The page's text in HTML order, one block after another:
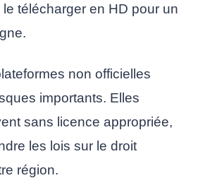
télécharger en HD pour un
non officielles
importants. Elles
sans licence appropriée,
les lois sur le droit
région.